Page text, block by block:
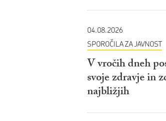
04.08.2026
SPOROČILA ZA JAVNOST
V vročih dneh
svoje zdravje in
najbližjih